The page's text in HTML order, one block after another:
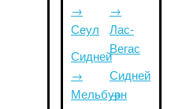
→
Сеул
Сидней
→
Мельбурн
→
Лас-
Вегас
Сидней
→